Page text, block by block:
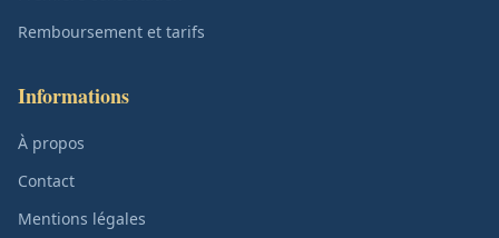
Remboursement et tarifs
Informations
À propos
Contact
Mentions légales